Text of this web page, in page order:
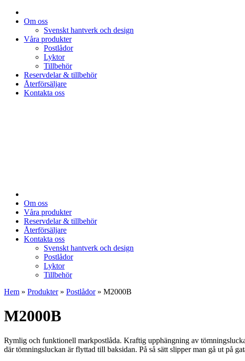
Om oss
Svenskt hantverk och design
Våra produkter
Postlådor
Lyktor
Tillbehör
Reservdelar & tillbehör
Återförsäljare
Kontakta oss
Om oss
Våra produkter
Reservdelar & tillbehör
Återförsäljare
Kontakta oss
Svenskt hantverk och design
Postlådor
Lyktor
Tillbehör
Hem » Produkter» Postlådor» M2000B
M2000B
Rymlig och funktionell markpostlåda. Kraftig upphängning av
där tömningsluckan är flyttad till baksidan. På så sätt slipper man gå ut på